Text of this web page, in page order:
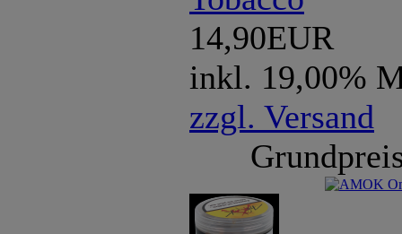
14,90EUR
inkl. 19,00%
zzgl. Versand